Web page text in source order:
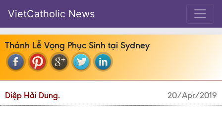
VietCatholic News
Thánh Lễ Vọng Phục Sinh tại Sydney
Diệp Hải Dung. 20/Apr/2019